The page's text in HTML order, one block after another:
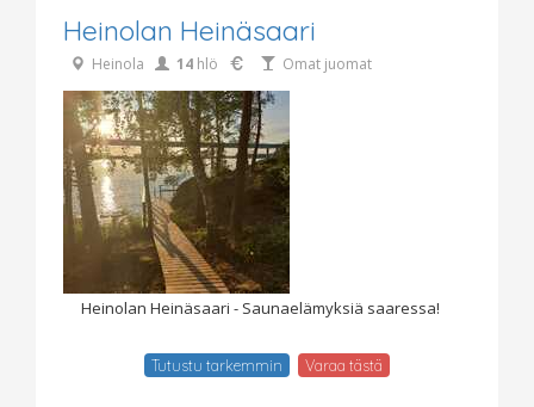
Heinolan Heinäsaari
Heinola 14 hlö Omat juomat
Heinolan Heinäsaari - Saunaelämyksiä saaressa!
Tutustu tarkemmin Varaa tästä